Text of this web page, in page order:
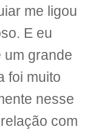
me ligou
E eu
um grande
foi muito
nesse
com